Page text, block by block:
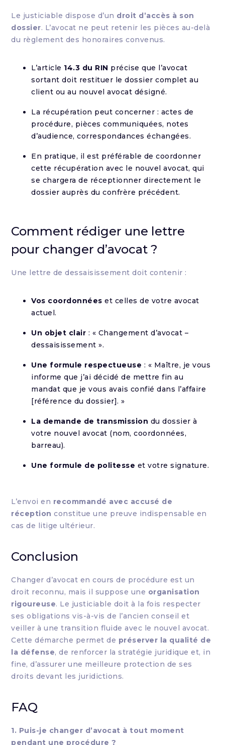
Le justiciable dispose d’un droit d’accès à son
dossier. L’avocat ne peut retenir les pièces au-delà
du règlement des honoraires convenus.
L’article 14.3 du RIN précise que l’avocat
sortant doit restituer le dossier complet au
client ou au nouvel avocat désigné.
La récupération peut concerner : actes de
procédure, pièces communiquées, notes
d’audience, correspondances échangées.
En pratique, il est préférable de coordonner
cette récupération avec le nouvel avocat, qui
se chargera de réceptionner directement le
dossier auprès du confrère précédent.
Comment rédiger une lettre
pour changer d’avocat ?
Une lettre de dessaisissement doit contenir :
Vos coordonnées et celles de votre avocat
actuel.
Un objet clair : « Changement d’avocat –
dessaisissement ».
Une formule respectueuse : « Maître, je vous
informe que j’ai décidé de mettre fin au
mandat que je vous avais confié dans l’affaire
[référence du dossier]. »
La demande de transmission du dossier à
votre nouvel avocat (nom, coordonnées,
barreau).
Une formule de politesse et votre signature.
L’envoi en recommandé avec accusé de
réception constitue une preuve indispensable en
cas de litige ultérieur.
Conclusion
Changer d’avocat en cours de procédure est un
droit reconnu, mais il suppose une organisation
rigoureuse. Le justiciable doit à la fois respecter
ses obligations vis-à-vis de l’ancien conseil et
veiller à une transition fluide avec le nouvel avocat.
Cette démarche permet de préserver la qualité de
la défense, de renforcer la stratégie juridique et, in
fine, d’assurer une meilleure protection de ses
droits devant les juridictions.
FAQ
1. Puis-je changer d’avocat à tout moment
pendant une procédure ?